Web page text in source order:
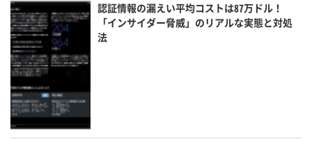
認証情報の漏えい平均コストは87万ドル！
「インサイダー脅威」のリアルな実態と対処
法